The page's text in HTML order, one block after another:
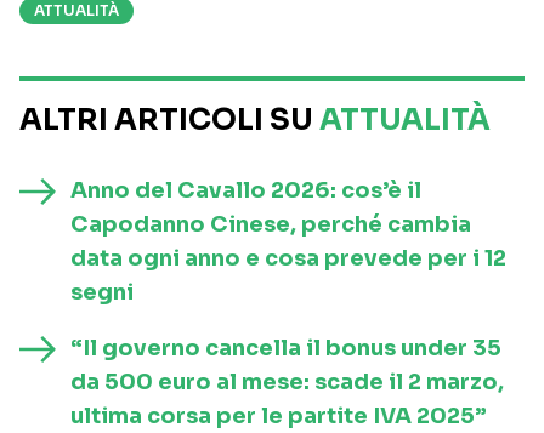
ATTUALITÀ
ALTRI ARTICOLI SU ATTUALITÀ
Anno del Cavallo 2026: cos’è il
Capodanno Cinese, perché cambia
data ogni anno e cosa prevede per i 12
segni
“Il governo cancella il bonus under 35
da 500 euro al mese: scade il 2 marzo,
ultima corsa per le partite IVA 2025”